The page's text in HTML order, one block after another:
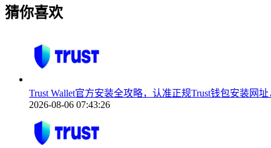
猜你喜欢
Trust Wallet官方安装全攻略，认准正规Trust钱包安装网
2026-08-06 07:43:26